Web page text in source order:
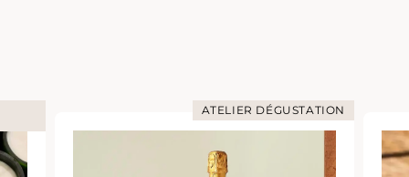
ATELIER DÉGUSTATION